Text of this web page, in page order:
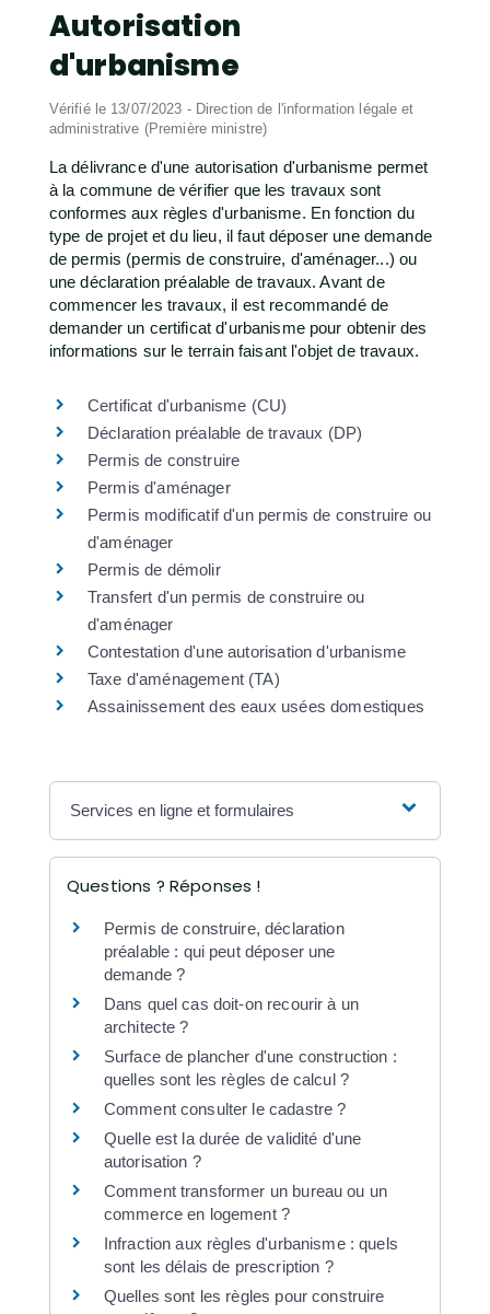
Autorisation
d'urbanisme
Vérifié le 13/07/2023 - Direction de l'information légale et
administrative (Première ministre)
La délivrance d'une autorisation d'urbanisme permet
à la commune de vérifier que les travaux sont
conformes aux règles d'urbanisme. En fonction du
type de projet et du lieu, il faut déposer une demande
de permis (permis de construire, d'aménager...) ou
une déclaration préalable de travaux. Avant de
commencer les travaux, il est recommandé de
demander un certificat d'urbanisme pour obtenir des
informations sur le terrain faisant l'objet de travaux.
Certificat d'urbanisme (CU)
Déclaration préalable de travaux (DP)
Permis de construire
Permis d'aménager
Permis modificatif d'un permis de construire ou
d'aménager
Permis de démolir
Transfert d'un permis de construire ou
d'aménager
Contestation d'une autorisation d'urbanisme
Taxe d'aménagement (TA)
Assainissement des eaux usées domestiques
Services en ligne et formulaires
Questions ? Réponses !
Permis de construire, déclaration
préalable : qui peut déposer une
demande ?
Dans quel cas doit-on recourir à un
architecte ?
Surface de plancher d'une construction :
quelles sont les règles de calcul ?
Comment consulter le cadastre ?
Quelle est la durée de validité d'une
autorisation ?
Comment transformer un bureau ou un
commerce en logement ?
Infraction aux règles d'urbanisme : quels
sont les délais de prescription ?
Quelles sont les règles pour construire